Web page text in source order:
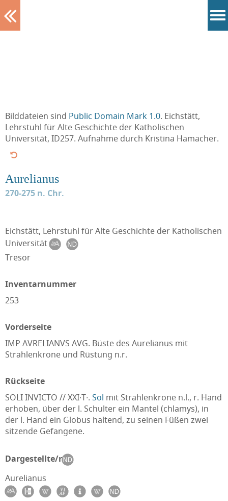
Bilddateien sind Public Domain Mark 1.0. Eichstätt,
Lehrstuhl für Alte Geschichte der Katholischen
Universität, ID257. Aufnahme durch Kristina Hamacher.
Aurelianus
270-275 n. Chr.
Eichstätt, Lehrstuhl für Alte Geschichte der Katholischen
Universität
Tresor
Inventarnummer
253
Vorderseite
IMP AVRELIANVS AVG. Büste des Aurelianus mit
Strahlenkrone und Rüstung n.r.
Rückseite
SOLI INVICTO // XXI∙T∙. Sol mit Strahlenkrone n.l., r. Hand
erhoben, über der l. Schulter ein Mantel (chlamys), in
der l. Hand ein Globus haltend, zu seinen Füßen zwei
sitzende Gefangene.
Dargestellte/r
Aurelianus